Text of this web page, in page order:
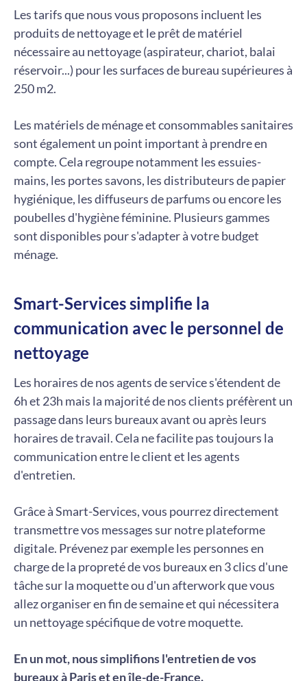
Les tarifs que nous vous proposons incluent les
produits de nettoyage et le prêt de matériel
nécessaire au nettoyage (aspirateur, chariot, balai
réservoir...) pour les surfaces de bureau supérieures à
250 m2.
Les matériels de ménage et consommables sanitaires
sont également un point important à prendre en
compte. Cela regroupe notamment les essuies-
mains, les portes savons, les distributeurs de papier
hygiénique, les diffuseurs de parfums ou encore les
poubelles d'hygiène féminine. Plusieurs gammes
sont disponibles pour s'adapter à votre budget
ménage.
Smart-Services simplifie la
communication avec le personnel de
nettoyage
Les horaires de nos agents de service s'étendent de
6h et 23h mais la majorité de nos clients préfèrent un
passage dans leurs bureaux avant ou après leurs
horaires de travail. Cela ne facilite pas toujours la
communication entre le client et les agents
d'entretien.
Grâce à Smart-Services, vous pourrez directement
transmettre vos messages sur notre plateforme
digitale. Prévenez par exemple les personnes en
charge de la propreté de vos bureaux en 3 clics d'une
tâche sur la moquette ou d'un afterwork que vous
allez organiser en fin de semaine et qui nécessitera
un nettoyage spécifique de votre moquette.
En un mot, nous simplifions l'entretien de vos
bureaux à Paris et en île-de-France.